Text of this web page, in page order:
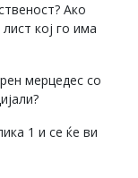
Ако
кој го има
мерцедес со
1 и се ќе ви